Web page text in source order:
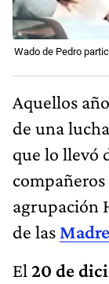
Wado de Pedro
Aquellos
de una
que lo llevó
agrupación
de las
El 20 de